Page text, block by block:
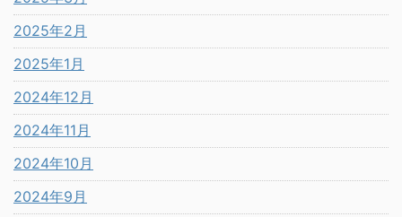
2025年2月
2025年1月
2024年12月
2024年11月
2024年10月
2024年9月